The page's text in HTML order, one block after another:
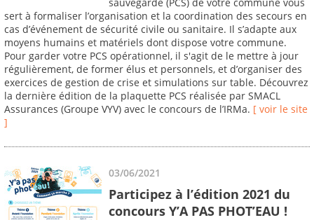
sert à formaliser l’organisation et la coordination des secours en
cas d’événement de sécurité civile ou sanitaire. Il s’adapte aux
moyens humains et matériels dont dispose votre commune.
Pour garder votre PCS opérationnel, il s'agit de le mettre à jour
régulièrement, de former élus et personnels, et d’organiser des
exercices de gestion de crise et simulations sur table. Découvrez
la dernière édition de la plaquette PCS réalisée par SMACL
Assurances (Groupe VYV) avec le concours de l’IRMa. [ voir le site
]
03/06/2021
Participez à l’édition 2021 du
concours Y’A PAS PHOT’EAU !